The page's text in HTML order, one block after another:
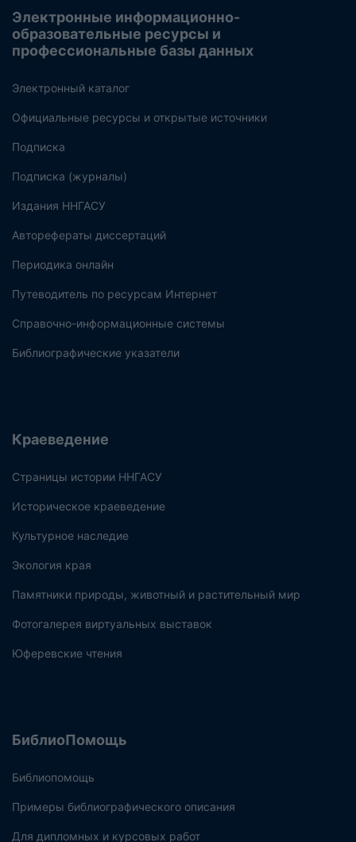
Электронные информационно-
образовательные ресурсы и
профессиональные базы данных
Электронный каталог
Официальные ресурсы и открытые источники
Подписка
Подписка (журналы)
Издания ННГАСУ
Авторефераты диссертаций
Периодика онлайн
Путеводитель по ресурсам Интернет
Справочно-информационные системы
Библиографические указатели
Краеведение
Страницы истории ННГАСУ
Историческое краеведение
Культурное наследие
Экология края
Памятники природы, животный и растительный мир
Фотогалерея виртуальных выставок
Юферевские чтения
БиблиоПомощь
Библиопомощь
Примеры библиографического описания
Для дипломных и курсовых работ